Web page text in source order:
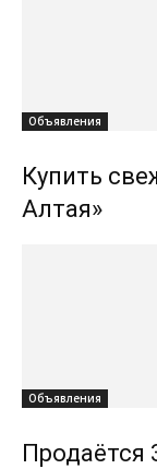
Объявления
Купить
Алтая»
Объявления
Продаётся